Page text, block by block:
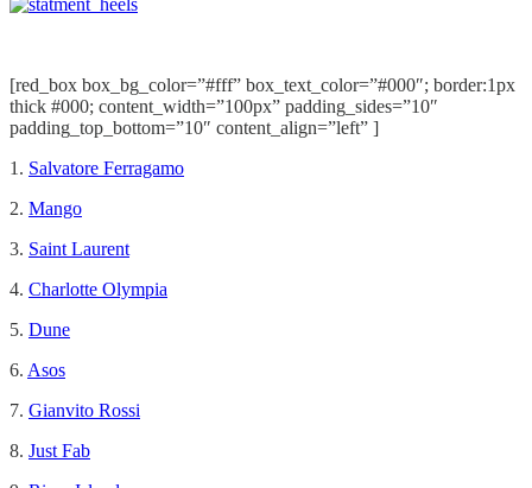
[red_box box_bg_color=”#fff” box_text_color=”#000″; border:1px
thick #000; content_width=”100px” padding_sides=”10″
padding_top_bottom=”10″ content_align=”left” ]
1. Salvatore Ferragamo
2. Mango
3. Saint Laurent
4. Charlotte Olympia
5. Dune
6. Asos
7. Gianvito Rossi
8. Just Fab